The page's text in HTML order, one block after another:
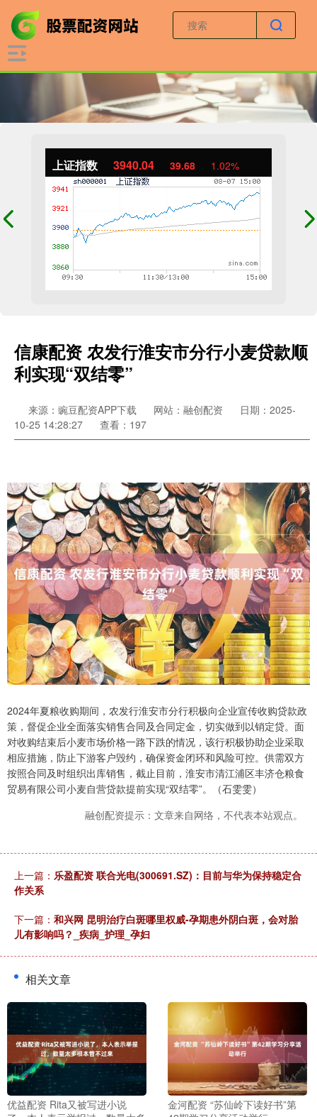
上证指数 3940.04 39.68 1.02%
信康配资 农发行淮安市分行小麦贷款顺
利实现“双结零”
来源：豌豆配资APP下载 网站：融创配资
日期：2025-
10-25 14:28:27
查看：197
2024年夏粮收购期间，农发行淮安市分行积极向企业宣传收购贷款政
策，督促企业全面落实销售合同及合同定金，切实做到以销定贷。面
对收购结束后小麦市场价格一路下跌的情况，该行积极协助企业采取
相应措施，防止下游客户毁约，确保资金闭环和风险可控。供需双方
按照合同及时组织出库销售，截止目前，淮安市清江浦区丰济仓粮食
贸易有限公司小麦自营贷款提前实现“双结零”。（石雯雯）
融创配资提示：文章来自网络，不代表本站观点。
上一篇： 乐盈配资 联合光电(300691.SZ)：目前与华为保持稳定合
作关系
下一篇： 和兴网 昆明治疗白斑哪里权威-孕期患外阴白斑，会对胎
儿有影响吗？_疾病_护理_孕妇
相关文章
优益配资 Rita又被写进小说
金河配资 “苏仙岭下读好书”第